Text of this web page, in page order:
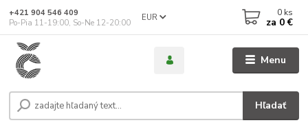
Menu
EUR
Hľadať
+421 904 546 409
Po-Pia 11-19:00, So-Ne 12-20:00
0 ks
za 0 €